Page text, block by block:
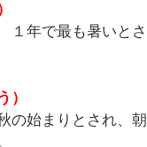
年で最も暑いとさ
）
の始まりとされ、